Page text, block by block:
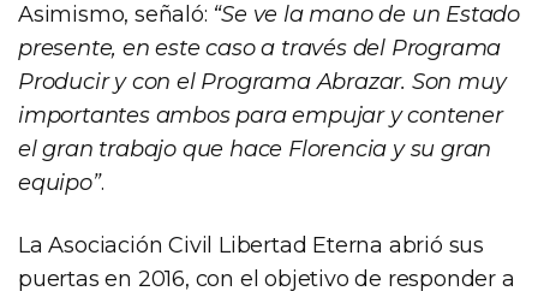
Asimismo, señaló: “Se ve la mano de un Estado
presente, en este caso a través del Programa
Producir y con el Programa Abrazar. Son muy
importantes ambos para empujar y contener
el gran trabajo que hace Florencia y su gran
equipo”.
La Asociación Civil Libertad Eterna abrió sus
puertas en 2016, con el objetivo de responder a